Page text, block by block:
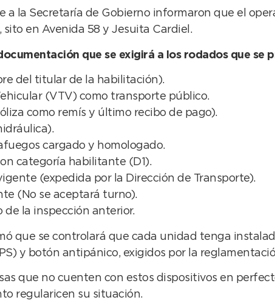
a la Secretaría de Gobierno informaron que el
en Avenida 58 y Jesuita Cardiel.
que se exigirá a los rodados que se
del titular de la habilitación).
(VTV) como transporte público.
como remís y último recibo de pago).
cargado y homologado.
categoría habilitante (D1).
(expedida por la Dirección de Transporte).
(No se aceptará turno).
la inspección anterior.
que se controlará que cada unidad tenga
y botón antipánico, exigidos por la
que no cuenten con estos dispositivos en
regularicen su situación.